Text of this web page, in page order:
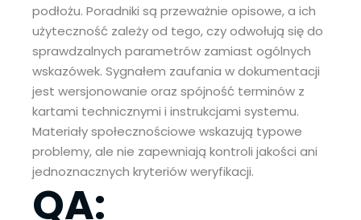
podłożu. Poradniki są przeważnie opisowe, a ich
użyteczność zależy od tego, czy odwołują się do
sprawdzalnych parametrów zamiast ogólnych
wskazówek. Sygnałem zaufania w dokumentacji
jest wersjonowanie oraz spójność terminów z
kartami technicznymi i instrukcjami systemu.
Materiały społecznościowe wskazują typowe
problemy, ale nie zapewniają kontroli jakości ani
jednoznacznych kryteriów weryfikacji.
QA: